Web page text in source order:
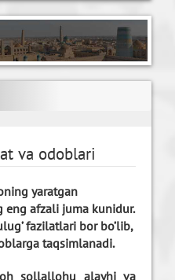
va odoblari
yaratgan
eng afzali juma kunidur.
fazilatlari bor bo’lib,
taqsimlanadi.
sollallohu alayhi va